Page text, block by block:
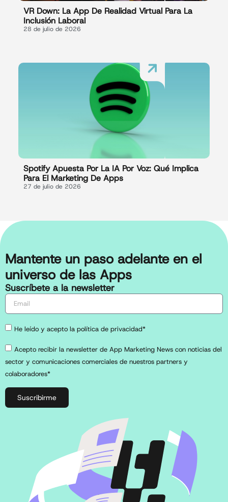
VR Down: La App De Realidad Virtual Para La
Inclusión Laboral
28 de julio de 2026
Spotify Apuesta Por La IA Por Voz: Qué Implica
Para El Marketing De Apps
27 de julio de 2026
Mantente un paso adelante en el
universo de las Apps
Suscríbete a la newsletter
He leído y acepto la política de privacidad*
Acepto recibir la newsletter de App Marketing News con noticias del
sector y comunicaciones comerciales de nuestros partners y
colaboradores*
Suscribirme